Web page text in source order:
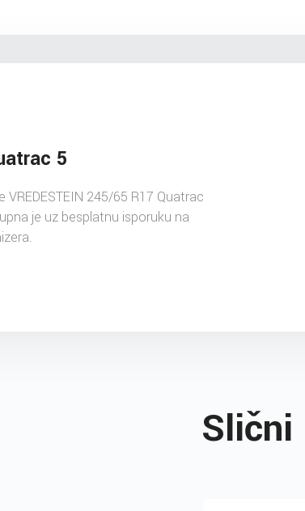
5
245/65 R17 Quatrac
je uz besplatnu isporuku na
Slični